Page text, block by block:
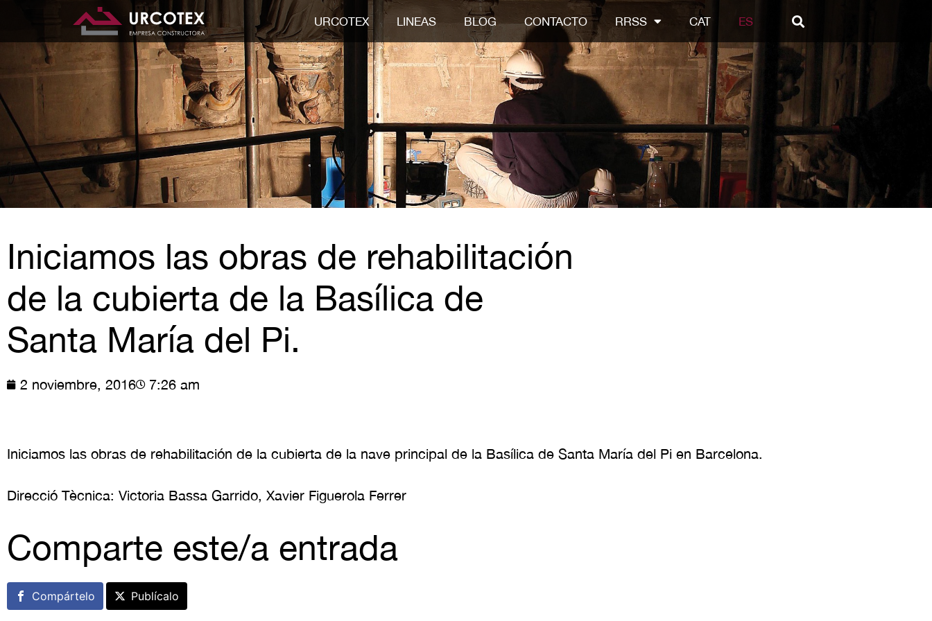
URCOTEX LINEAS BLOG CONTACTO RRSS CAT ES
Iniciamos las obras de rehabilitación
de la cubierta de la Basílica de
Santa María del Pi.
2 noviembre, 2016 7:26 am
Iniciamos las obras de rehabilitación de la cubierta de la nave principal de la Basílica de Santa María del Pi en Barcelona.
Direcció Tècnica: Victoria Bassa Garrido, Xavier Figuerola Ferrer
Comparte este/a entrada
Compártelo Publícalo